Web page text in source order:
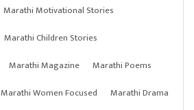
Marathi Motivational Stories
Marathi Children Stories
Marathi Magazine
Marathi Poems
Marathi Women Focused
Marathi Drama